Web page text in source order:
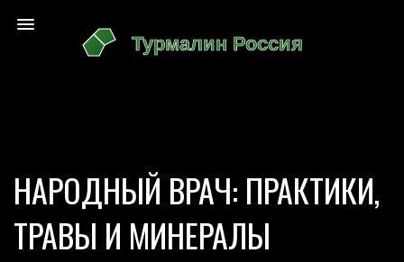
НАРОДНЫЙ ВРАЧ: ПРАКТИКИ,
ТРАВЫ И МИНЕРАЛЫ